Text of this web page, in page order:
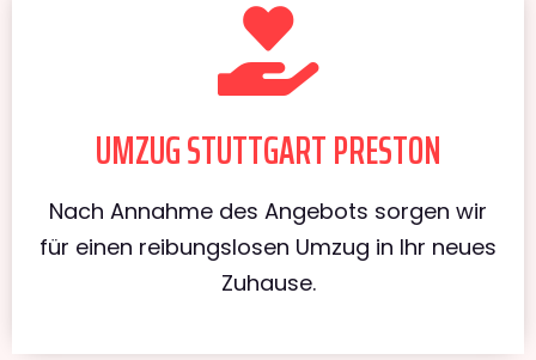
UMZUG STUTTGART PRESTON
Nach Annahme des Angebots sorgen wir
für einen reibungslosen Umzug in Ihr neues
Zuhause.